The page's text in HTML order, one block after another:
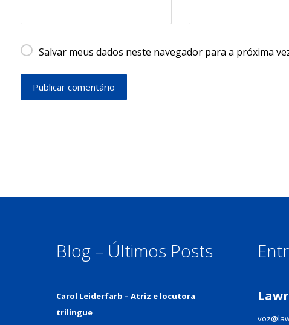
Salvar meus dados neste navegador para a próxima
Publicar comentário
Blog – Últimos Posts
Carol Leiderfarb – Atriz e locutora
trilingue